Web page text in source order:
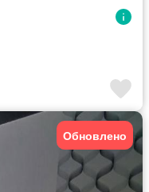
Обновлено